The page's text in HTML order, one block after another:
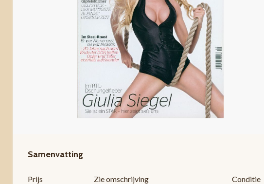
Samenvatting
Prijs Zie omschrijving Conditie